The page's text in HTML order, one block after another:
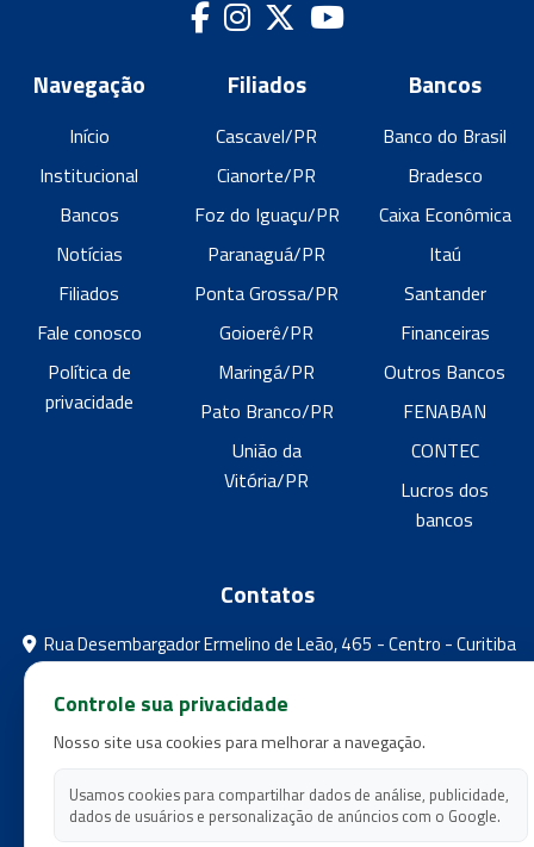
Navegação
Início
Institucional
Bancos
Notícias
Filiados
Fale conosco
Política de
privacidade
Filiados
Cascavel/PR
Cianorte/PR
Foz do Iguaçu/PR
Paranaguá/PR
Ponta Grossa/PR
Goioerê/PR
Maringá/PR
Pato Branco/PR
União da
Vitória/PR
Bancos
Banco do Brasil
Bradesco
Caixa Econômica
Itaú
Santander
Financeiras
Outros Bancos
FENABAN
CONTEC
Lucros dos
bancos
Contatos
Rua Desembargador Ermelino de Leão, 465 - Centro - Curitiba
- Paraná
feebpr@gmail.com
(41) 3224-5573
(41) 3224-5525
Controle sua privacidade
Nosso site usa cookies para melhorar a navegação.
Usamos cookies para compartilhar dados de análise, publicidade,
dados de usuários e personalização de anúncios com o Google.